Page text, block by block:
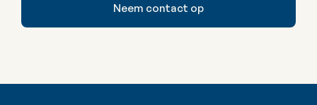
Neem contact op